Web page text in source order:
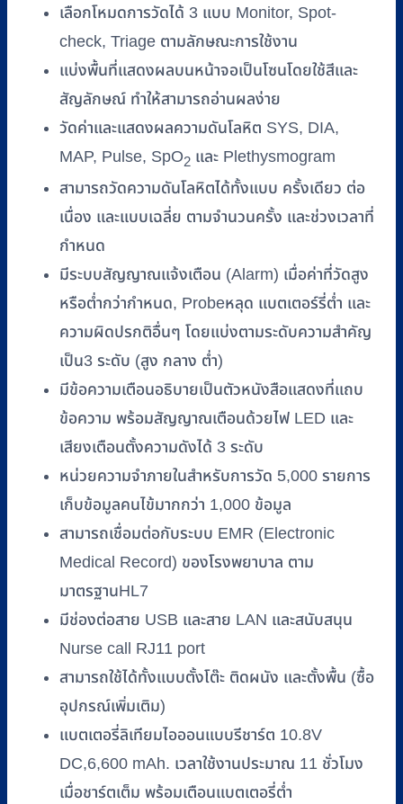
เลือกโหมดการวัดได้ 3 แบบ Monitor, Spot-
check, Triage ตามลักษณะการใช้งาน
แบ่งพื้นที่แสดงผลบนหน้าจอเป็นโซนโดยใช้สีและ
สัญลักษณ์ ทำให้สามารถอ่านผลง่าย
วัดค่าและแสดงผลความดันโลหิต SYS, DIA,
MAP, Pulse, SpO2 และ Plethysmogram
สามารถวัดความดันโลหิตได้ทั้งแบบ ครั้งเดียว ต่อ
เนื่อง และแบบเฉลี่ย ตามจำนวนครั้ง และช่วงเวลาที่
กำหนด
มีระบบสัญญาณแจ้งเตือน (Alarm) เมื่อค่าที่วัดสูง
หรือต่ำกว่ากำหนด, Probeหลุด แบตเตอร์รี่ต่ำ และ
ความผิดปรกติอื่นๆ โดยแบ่งตามระดับความสำคัญ
เป็น3 ระดับ (สูง กลาง ต่ำ)
มีข้อความเตือนอธิบายเป็นตัวหนังสือแสดงที่แถบ
ข้อความ พร้อมสัญญาณเตือนด้วยไฟ LED และ
เสียงเตือนตั้งความดังได้ 3 ระดับ
หน่วยความจำภายในสำหรับการวัด 5,000 รายการ
เก็บข้อมูลคนไข้มากกว่า 1,000 ข้อมูล
สามารถเชื่อมต่อกับระบบ EMR (Electronic
Medical Record) ของโรงพยาบาล ตาม
มาตรฐานHL7
มีช่องต่อสาย USB และสาย LAN และสนับสนุน
Nurse call RJ11 port
สามารถใช้ได้ทั้งแบบตั้งโต๊ะ ติดผนัง และตั้งพื้น (ซื้อ
อุปกรณ์เพิ่มเติม)
แบตเตอรี่ลิเทียมไอออนแบบรีชาร์ต 10.8V
DC,6,600 mAh. เวลาใช้งานประมาณ 11 ชั่วโมง
เมื่อชาร์ตเต็ม พร้อมเตือนแบตเตอรี่ต่ำ